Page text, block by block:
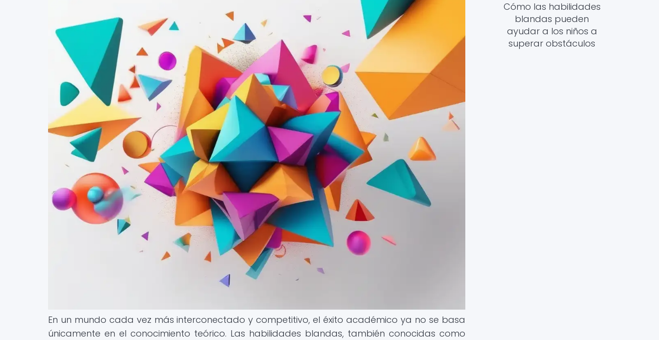
En un mundo cada vez más interconectado y competitivo, el éxito académico ya no se basa
únicamente en el conocimiento teórico. Las habilidades blandas, también conocidas como
Cómo las habilidades
blandas pueden
ayudar a los niños a
superar obstáculos